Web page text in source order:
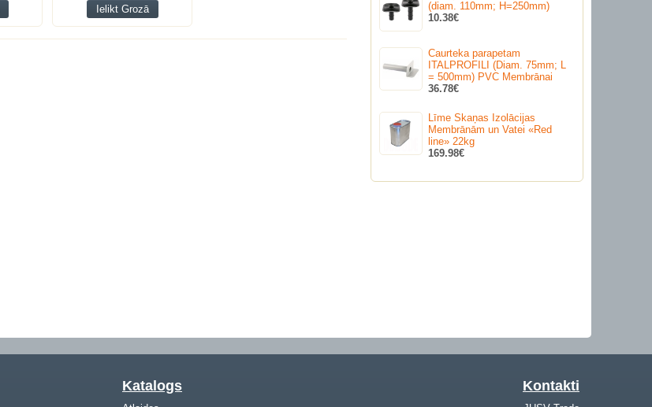
Ielikt Grozā
(diam. 110mm; H=250mm)
10.38€
Caurteka parapetam
ITALPROFILI (Diam. 75mm; L
= 500mm) PVC Membrānai
36.78€
Līme Skaņas Izolācijas
Membrānām un Vatei «Red
line» 22kg
169.98€
Katalogs Kontakti